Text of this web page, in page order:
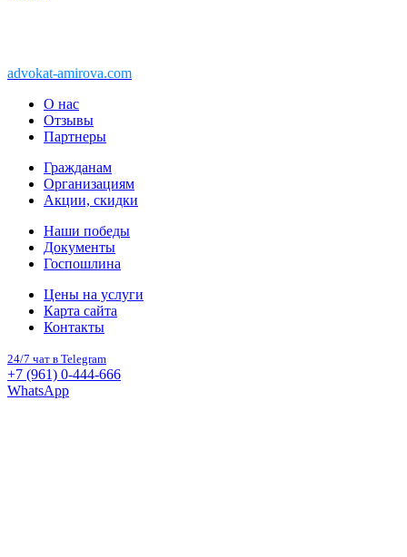
advokat-amirova.com
О нас
Отзывы
Партнеры
Гражданам
Организациям
Акции, скидки
Наши победы
Документы
Госпошлина
Цены на услуги
Карта сайта
Контакты
24/7 чат в Telegram
+7 (961) 0-444-666
WhatsApp